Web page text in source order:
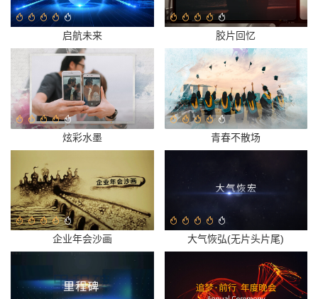
启航未来 胶片回忆
炫彩水墨 青春不散场
企业年会沙画 大气恢弘(无片头片尾)